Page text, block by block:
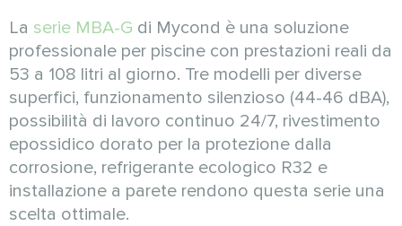
La serie MBA-G di Mycond è una soluzione
professionale per piscine con prestazioni reali da
53 a 108 litri al giorno. Tre modelli per diverse
superfici, funzionamento silenzioso (44-46 dBA),
possibilità di lavoro continuo 24/7, rivestimento
epossidico dorato per la protezione dalla
corrosione, refrigerante ecologico R32 e
installazione a parete rendono questa serie una
scelta ottimale.